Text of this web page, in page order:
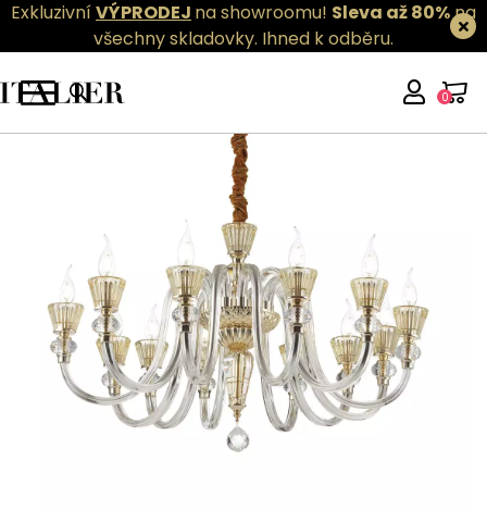
ExkluzivníVÝPRODEJ na showroomu! Sleva až 80%na
všechny skladovky. Ihned k odběru.
0